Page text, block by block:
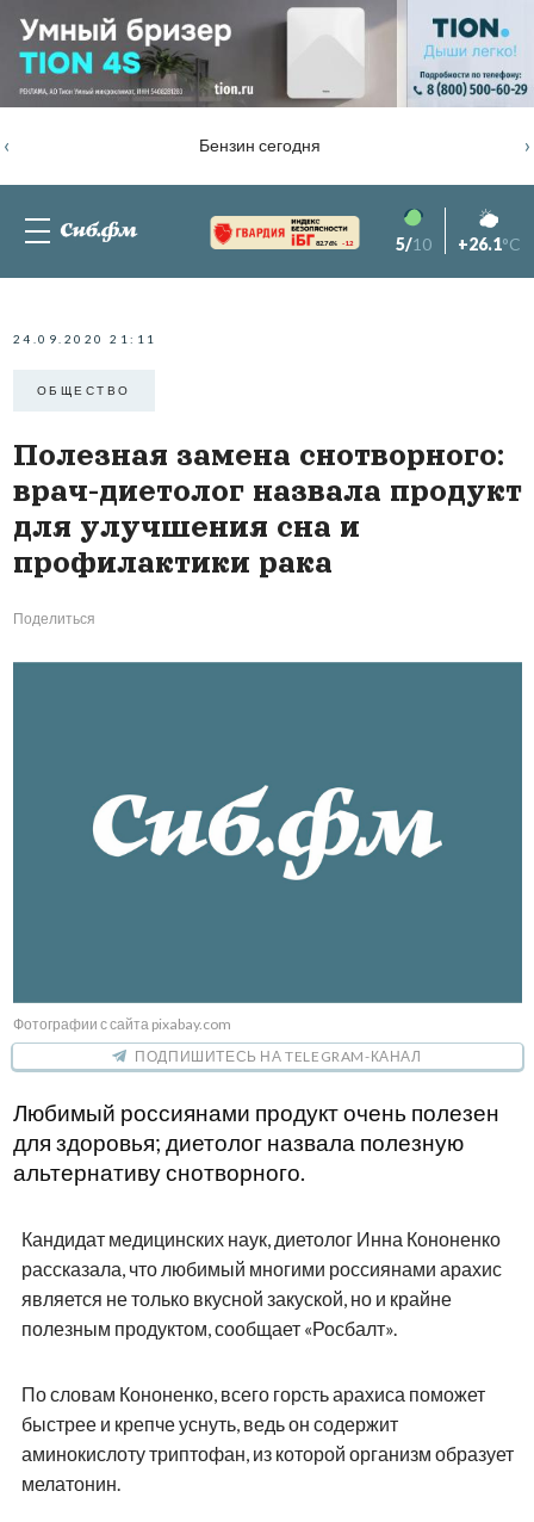
Бензин сегодня
‹ ›
82.76% -1.2 5/10 +26.1°C
24.09.2020 21:11
ОБЩЕСТВО
Полезная замена снотворного:
врач-диетолог назвала продукт
для улучшения сна и
профилактики рака
Поделиться
Фотографии с сайта pixabay.com
ПОДПИШИТЕСЬ НА TELEGRAM-КАНАЛ
Любимый россиянами продукт очень полезен
для здоровья; диетолог назвала полезную
альтернативу снотворного.
Кандидат медицинских наук, диетолог Инна Кононенко
рассказала, что любимый многими россиянами арахис
является не только вкусной закуской, но и крайне
полезным продуктом, сообщает «Росбалт».
По словам Кононенко, всего горсть арахиса поможет
быстрее и крепче уснуть, ведь он содержит
аминокислоту триптофан, из которой организм образует
мелатонин.